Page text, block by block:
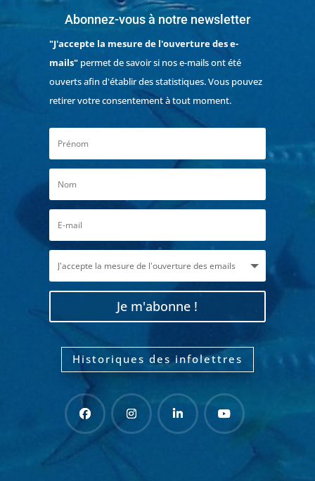
Abonnez-vous à notre newsletter
"J'accepte la mesure de l'ouverture des e-
mails"permet de savoir si nos e-mails ont été
ouverts afin d'établir des statistiques. Vous pouvez
retirer votre consentement à tout moment.
Je m'abonne !
Historiques des infolettres